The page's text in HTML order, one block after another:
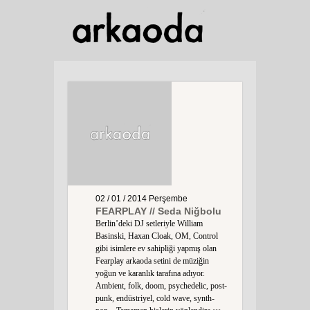
02 / 01 / 2014 Perşembe
FEARPLAY // Seda Niğbolu
Berlin’deki DJ setleriyle William
Basinski, Haxan Cloak, OM, Control
gibi isimlere ev sahipliği yapmış olan
Fearplay arkaoda setini de müziğin
yoğun ve karanlık tarafına adıyor.
Ambient, folk, doom, psychedelic, post-
punk, endüstriyel, cold wave, synth-